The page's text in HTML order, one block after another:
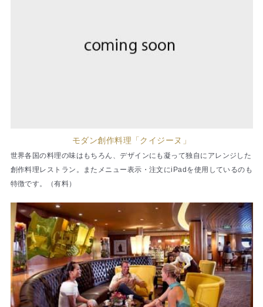
モダン創作料理「クイジーヌ」
世界各国の料理の味はもちろん、デザインにも凝って独自にアレンジした
創作料理レストラン。またメニュー表示・注文にiPadを使用しているのも
特徴です。（有料）